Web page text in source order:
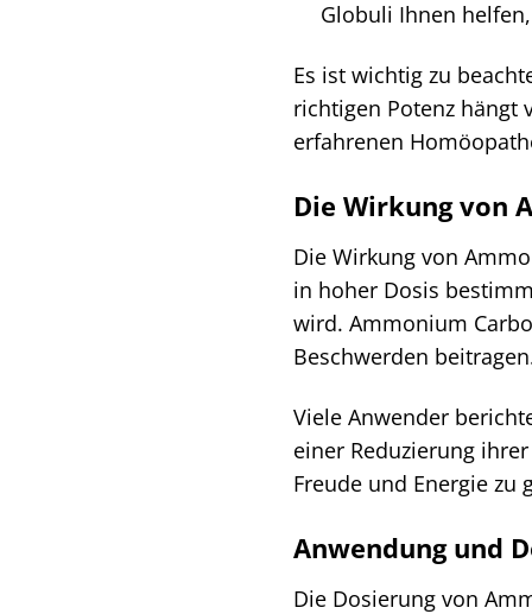
Globuli Ihnen
Es ist wichtig zu
richtigen Potenz hängt
erfahrenen
Die Wirkung von
Die Wirkung von
in hoher Dosis
wird. Ammonium
Beschwerden
Viele Anwender
einer Reduzierung
Freude und Energie zu
Anwendung und
Die Dosierung von